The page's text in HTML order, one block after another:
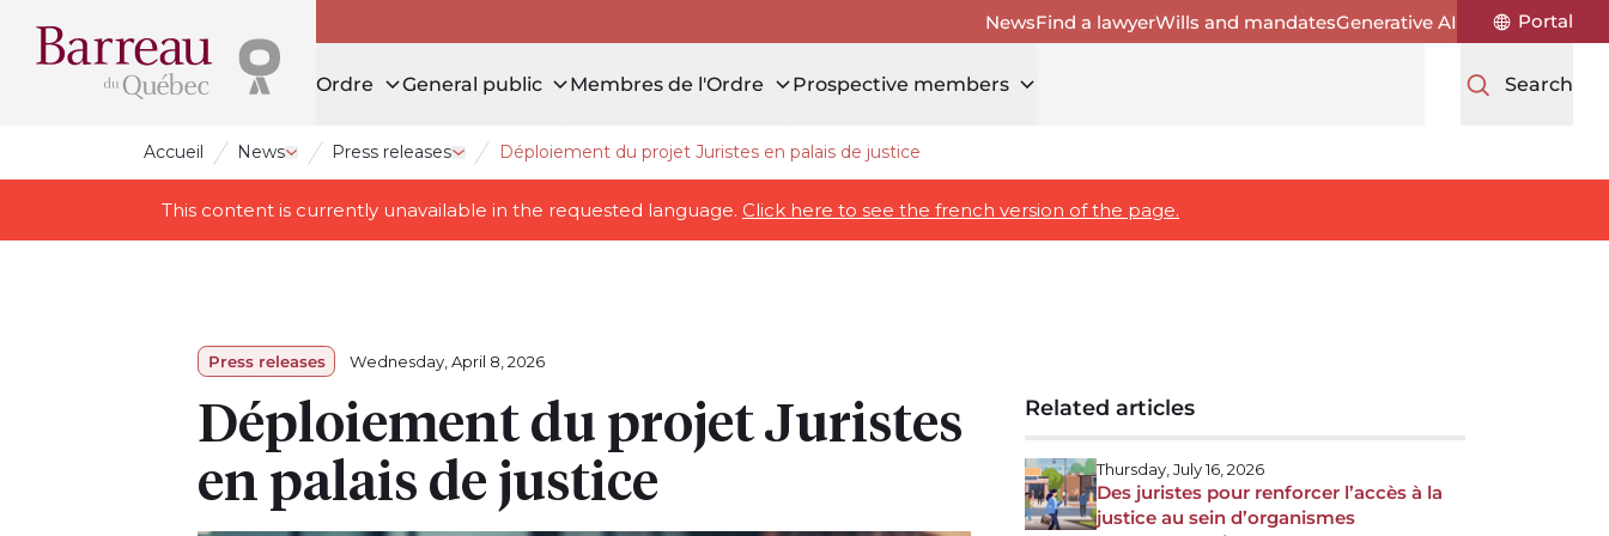
NewsFind a lawyerWills and mandatesGenerative AI Portal
Ordre General public Membres de l'Ordre Prospective members Search
Accueil News Open drawer News
Press releases Open drawer Press releases
Déploiement du projet Juristes en palais de justice
This content is currently unavailable in the requested language. Click here to see the french version of the page.
Press releases Wednesday, April 8, 2026
Déploiement du projet Juristes
en palais de justice
Related articles
Thursday, July 16, 2026
Des juristes pour renforcer l’accès à la
justice au sein d’organismes